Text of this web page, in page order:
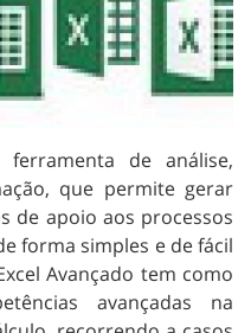
de análise,
que permite gerar
de apoio aos processos
forma simples e de fácil
Avançado tem como
avançadas na